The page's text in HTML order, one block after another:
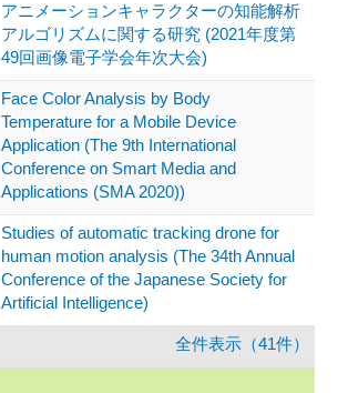
アニメーションキャラクターの知能解析
アルゴリズムに関する研究 (2021年度第
49回画像電子学会年次大会)
Face Color Analysis by Body
Temperature for a Mobile Device
Application (The 9th International
Conference on Smart Media and
Applications (SMA 2020))
Studies of automatic tracking drone for
human motion analysis (The 34th Annual
Conference of the Japanese Society for
Artificial Intelligence)
全件表示（41件）